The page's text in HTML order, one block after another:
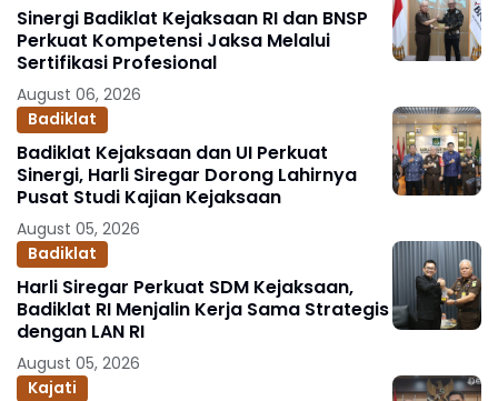
Sinergi Badiklat Kejaksaan RI dan BNSP
Perkuat Kompetensi Jaksa Melalui
Sertifikasi Profesional
August 06, 2026
Badiklat
Badiklat Kejaksaan dan UI Perkuat
Sinergi, Harli Siregar Dorong Lahirnya
Pusat Studi Kajian Kejaksaan
August 05, 2026
Badiklat
Harli Siregar Perkuat SDM Kejaksaan,
Badiklat RI Menjalin Kerja Sama Strategis
dengan LAN RI
August 05, 2026
Kajati